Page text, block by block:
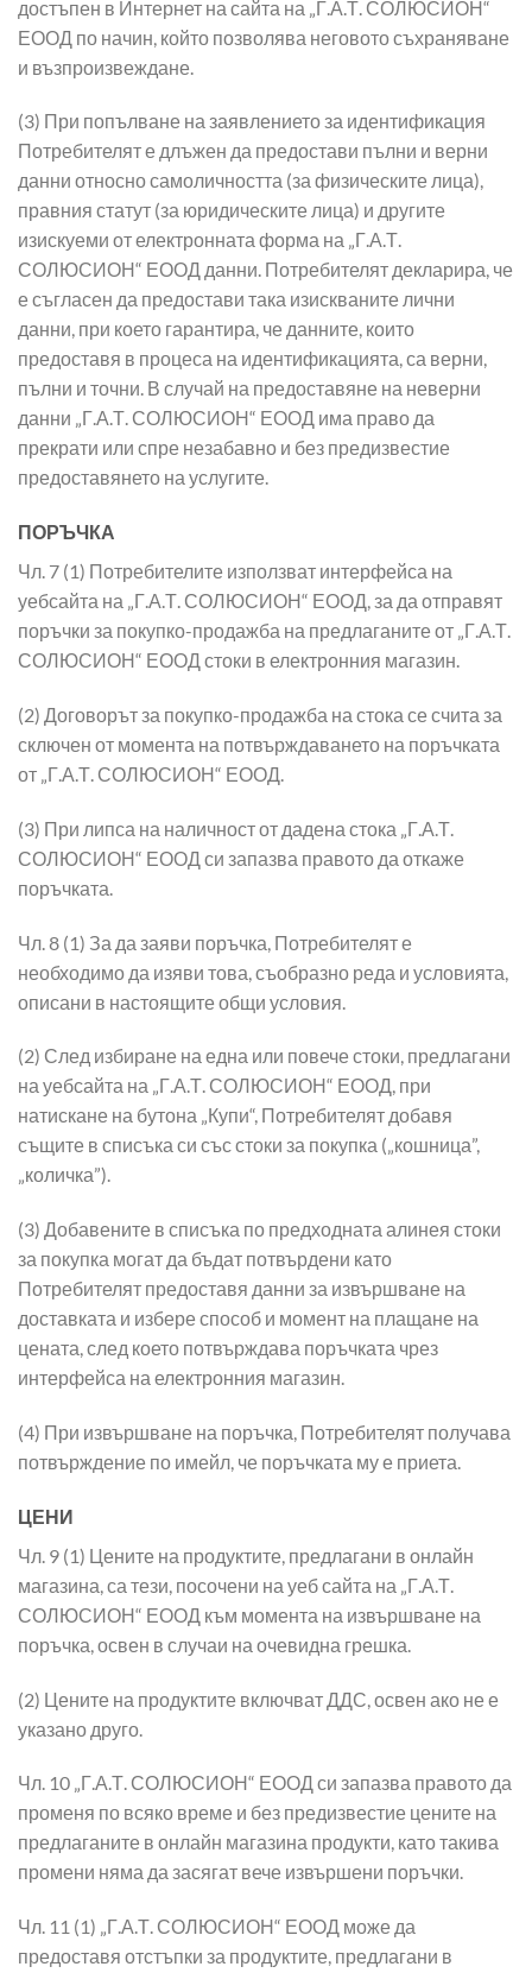
достъпен в Интернет на сайта на „Г.А.Т. СОЛЮСИОН“
ЕООД по начин, който позволява неговото съхраняване
и възпроизвеждане.
(3) При попълване на заявлението за идентификация
Потребителят е длъжен да предостави пълни и верни
данни относно самоличността (за физическите лица),
правния статут (за юридическите лица) и другите
изискуеми от електронната форма на „Г.А.Т.
СОЛЮСИОН“ ЕООД данни. Потребителят декларира, че
е съгласен да предостави така изискваните лични
данни, при което гарантира, че данните, които
предоставя в процеса на идентификацията, са верни,
пълни и точни. В случай на предоставяне на неверни
данни „Г.А.Т. СОЛЮСИОН“ ЕООД има право да
прекрати или спре незабавно и без предизвестие
предоставянето на услугите.
ПОРЪЧКА
Чл. 7 (1) Потребителите използват интерфейса на
уебсайта на „Г.А.Т. СОЛЮСИОН“ ЕООД, за да отправят
поръчки за покупко-продажба на предлаганите от „Г.А.Т.
СОЛЮСИОН“ ЕООД стоки в електронния магазин.
(2) Договорът за покупко-продажба на стока се счита за
сключен от момента на потвърждаването на поръчката
от „Г.А.Т. СОЛЮСИОН“ ЕООД.
(3) При липса на наличност от дадена стока „Г.А.Т.
СОЛЮСИОН“ ЕООД си запазва правото да откаже
поръчката.
Чл. 8 (1) За да заяви поръчка, Потребителят е
необходимо да изяви това, съобразно реда и условията,
описани в настоящите общи условия.
(2) След избиране на една или повече стоки, предлагани
на уебсайта на „Г.А.Т. СОЛЮСИОН“ ЕООД, при
натискане на бутона „Купи“, Потребителят добавя
същите в списъка си със стоки за покупка („кошница”,
„количка”).
(3) Добавените в списъка по предходната алинея стоки
за покупка могат да бъдат потвърдени като
Потребителят предоставя данни за извършване на
доставката и избере способ и момент на плащане на
цената, след което потвърждава поръчката чрез
интерфейса на електронния магазин.
(4) При извършване на поръчка, Потребителят получава
потвърждение по имейл, че поръчката му е приета.
ЦЕНИ
Чл. 9 (1) Цените на продуктите, предлагани в онлайн
магазина, са тези, посочени на уеб сайта на „Г.А.Т.
СОЛЮСИОН“ ЕООД към момента на извършване на
поръчка, освен в случаи на очевидна грешка.
(2) Цените на продуктите включват ДДС, освен ако не е
указано друго.
Чл. 10 „Г.А.Т. СОЛЮСИОН“ ЕООД си запазва правото да
променя по всяко време и без предизвестие цените на
предлаганите в онлайн магазина продукти, като такива
промени няма да засягат вече извършени поръчки.
Чл. 11 (1) „Г.А.Т. СОЛЮСИОН“ ЕООД може да
предоставя отстъпки за продуктите, предлагани в